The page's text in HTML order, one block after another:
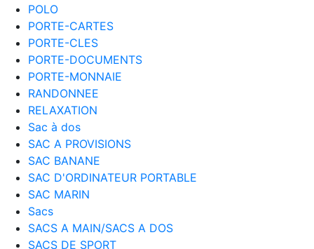
POLO
PORTE-CARTES
PORTE-CLES
PORTE-DOCUMENTS
PORTE-MONNAIE
RANDONNEE
RELAXATION
Sac à dos
SAC A PROVISIONS
SAC BANANE
SAC D'ORDINATEUR PORTABLE
SAC MARIN
Sacs
SACS A MAIN/SACS A DOS
SACS DE SPORT